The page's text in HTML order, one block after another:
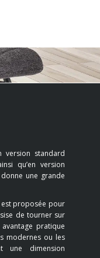
version standard
qu’en version
une grande
proposée pour
de tourner sur
pratique
modernes ou les
une dimension